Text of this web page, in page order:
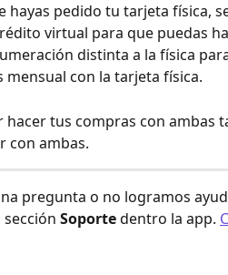
hayas pedido tu tarjeta física,
virtual para que puedas
distinta a la física
mensual con la tarjeta física.
hacer tus compras con ambas
con ambas.
pregunta o no logramos
Soporte dentro la app.